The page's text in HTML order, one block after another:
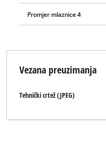
Promjer mlaznice 4
Vezana preuzimanja
Tehnički crtež (JPEG)